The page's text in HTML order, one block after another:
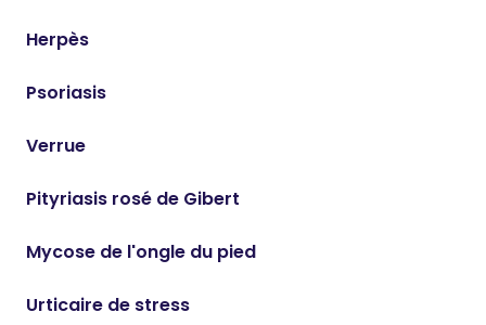
Herpès
Psoriasis
Verrue
Pityriasis rosé de Gibert
Mycose de l'ongle du pied
Urticaire de stress